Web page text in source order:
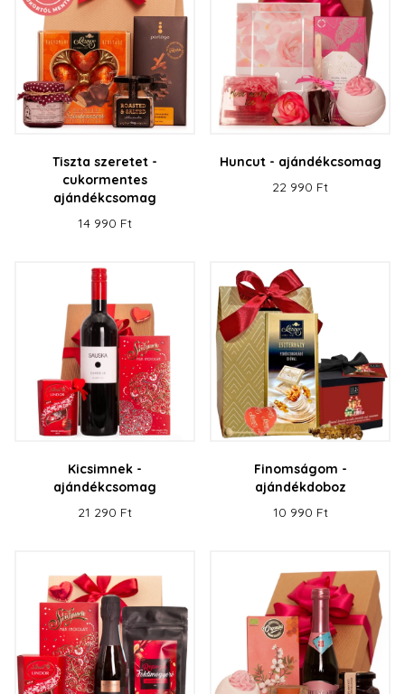
Tiszta szeretet -
cukormentes
ajándékcsomag
14 990 Ft
Huncut - ajándékcsomag
22 990 Ft
Kicsimnek -
ajándékcsomag
21 290 Ft
Finomságom -
ajándékdoboz
10 990 Ft